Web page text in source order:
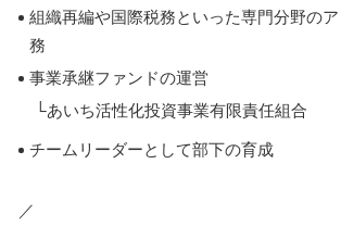
組織再編や国際税務といった専門分野の
務
事業承継ファンドの運営
└あいち活性化投資事業有限責任組合
チームリーダーとして部下の育成
／